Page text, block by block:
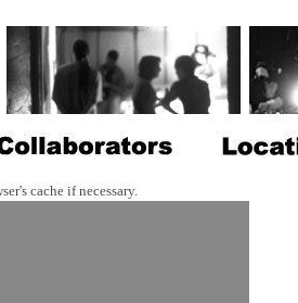
cache if necessary.